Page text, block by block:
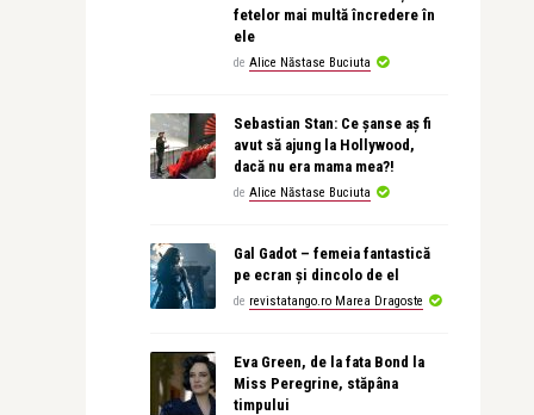
fetelor mai multă încredere în
ele
de Alice Năstase Buciuta
Sebastian Stan: Ce șanse aș fi
avut să ajung la Hollywood,
dacă nu era mama mea?!
de Alice Năstase Buciuta
Gal Gadot – femeia fantastică
pe ecran și dincolo de el
de revistatango.ro Marea Dragoste
Eva Green, de la fata Bond la
Miss Peregrine, stăpâna
timpului